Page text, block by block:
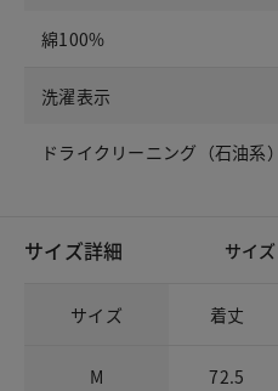
綿100%
洗濯表示
ドライクリーニング（石油系）
サイズ詳細 サイ
サイズ 着丈
M 72.5